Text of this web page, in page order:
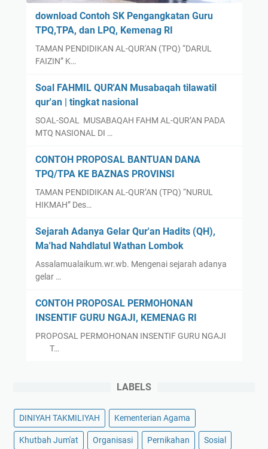
g
d
a
r
B
u
p
a
i
.
J
a
i
T
H
R
X
I
X
K
B
U
P
A
E
N
L
O
B
O
M
U
R
download Contoh SK Pengangkatan Guru
TPQ,TPA, dan LPQ, Kemenag RI
TAMAN PENDIDIKAN AL-QUR'AN (TPQ) “DARUL
FAIZIN” K…
Soal FAHMIL QUR'AN Musabaqah tilawatil
qur'an | tingkat nasional
SOAL-SOAL MUSABAQAH FAHM AL-QUR’AN PADA
MTQ NASIONAL DI …
CONTOH PROPOSAL BANTUAN DANA
TPQ/TPA KE BAZNAS PROVINSI
TAMAN PENDIDIKAN AL-QUR’AN (TPQ) “NURUL
HIKMAH” Des…
Sejarah Adanya Gelar Qur'an Hadits (QH),
Ma'had Nahdlatul Wathan Lombok
Assalamualaikum.wr.wb. Mengenai sejarah adanya
gelar …
CONTOH PROPOSAL PERMOHONAN
INSENTIF GURU NGAJI, KEMENAG RI
PROPOSAL PERMOHONAN INSENTIF GURU NGAJI
T…
LABELS
DINIYAH TAKMILIYAH Kementerian Agama
Khutbah Jum'at Organisasi Pernikahan Sosial